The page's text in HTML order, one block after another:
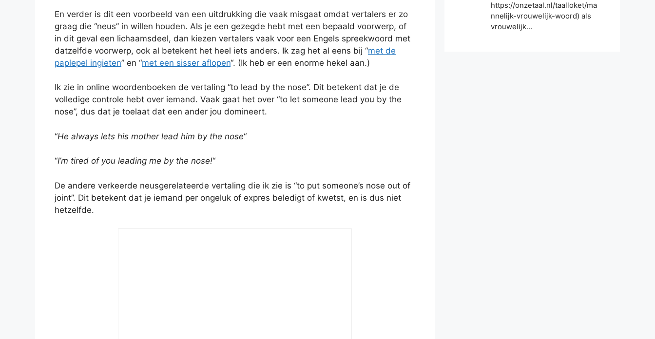
En verder is dit een voorbeeld van een uitdrukking die vaak misgaat omdat vertalers er zo
graag die “neus” in willen houden. Als je een gezegde hebt met een bepaald voorwerp, of
in dit geval een lichaamsdeel, dan kiezen vertalers vaak voor een Engels spreekwoord met
datzelfde voorwerp, ook al betekent het heel iets anders. Ik zag het al eens bij “met de
paplepel ingieten” en “met een sisser aflopen“. (Ik heb er een enorme hekel aan.)
Ik zie in online woordenboeken de vertaling “to lead by the nose”. Dit betekent dat je de
volledige controle hebt over iemand. Vaak gaat het over “to let someone lead you by the
nose”, dus dat je toelaat dat een ander jou domineert.
“He always lets his mother lead him by the nose“
“I’m tired of you leading me by the nose!“
De andere verkeerde neusgerelateerde vertaling die ik zie is “to put someone’s nose out of
joint”. Dit betekent dat je iemand per ongeluk of expres beledigt of kwetst, en is dus niet
hetzelfde.
https://onzetaal.nl/taalloket/ma
nnelijk-vrouwelijk-woord) als
vrouwelijk…